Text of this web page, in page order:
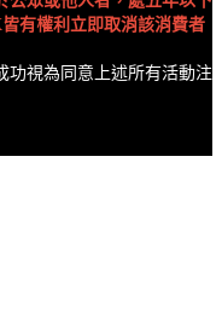
有權利立即取消該消費者
功視為同意上述所有活動注